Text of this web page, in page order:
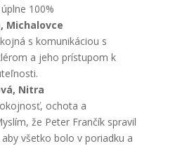
100%
Michalovce
s komunikáciou s
a jeho prístupom k
Nitra
ochota a
že Peter Frančík spravil
všetko bolo v poriadku a